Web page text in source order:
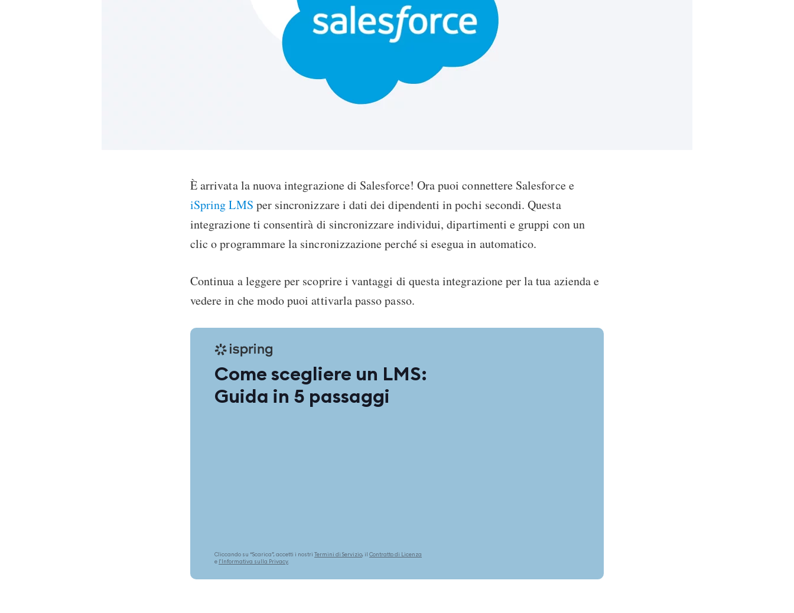
È arrivata la nuova integrazione di Salesforce! Ora puoi connettere Salesforce e
iSpring LMS per sincronizzare i dati dei dipendenti in pochi secondi. Questa
integrazione ti consentirà di sincronizzare individui, dipartimenti e gruppi con un
clic o programmare la sincronizzazione perché si esegua in automatico.
Continua a leggere per scoprire i vantaggi di questa integrazione per la tua azienda e
vedere in che modo puoi attivarla passo passo.
Come scegliere un LMS:
Guida in 5 passaggi
Cliccando su “Scarica”, accetti i nostri Termini di Servizio, il Contratto di Licenza
e l'Informativa sulla Privacy